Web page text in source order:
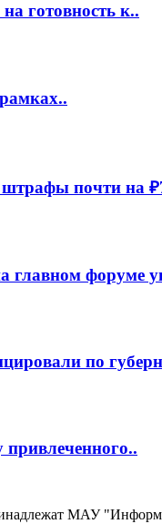
готовность к..
почти на
главном форуме
по
МАУ